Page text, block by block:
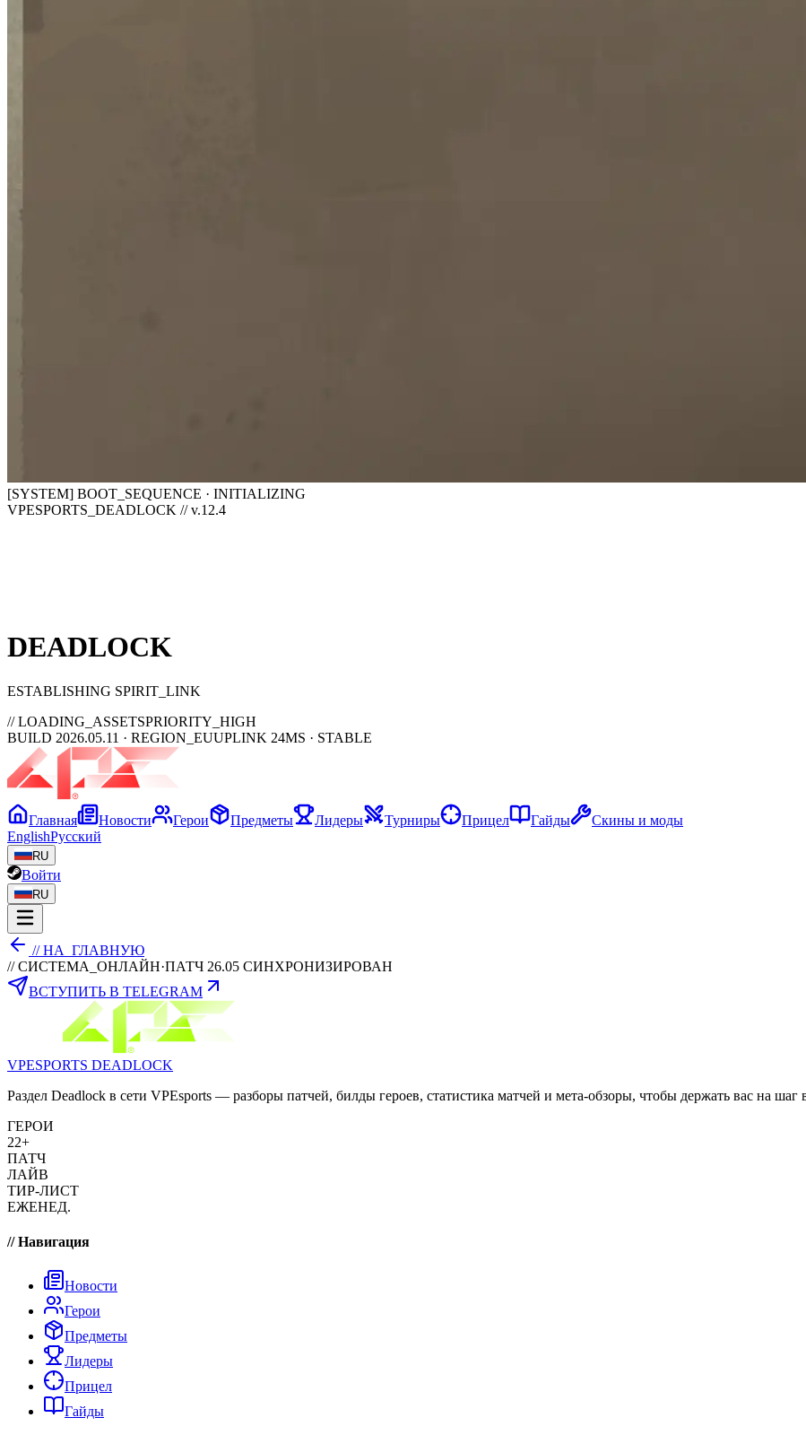
[SYSTEM] BOOT_SEQUENCE · INITIALIZING
VPESPORTS_DEADLOCK // v.12.4
DEADLOCK
ESTABLISHING SPIRIT_LINK
// LOADING_ASSETSPRIORITY_HIGH
BUILD 2026.05.11 · REGION_EUUPLINK 24MS · STABLE
Главная Новости Герои Предметы Лидеры Турниры Прицел Гайды
Скины и моды
EnglishРусский
RU
Войти
RU
// НА_ГЛАВНУЮ
// СИСТЕМА_ОНЛАЙН·ПАТЧ 26.05 СИНХРОНИЗИРОВАН
ВСТУПИТЬ В TELEGRAM
VPESPORTS DEADLOCK
Раздел Deadlock в сети VPEsports — разборы патчей, билды героев, статистика матчей и мета-обзоры, чтобы держать вас на шаг
ГЕРОИ
22+
ПАТЧ
ЛАЙВ
ТИР-ЛИСТ
ЕЖЕНЕД.
// Навигация
Новости
Герои
Предметы
Лидеры
Прицел
Гайды